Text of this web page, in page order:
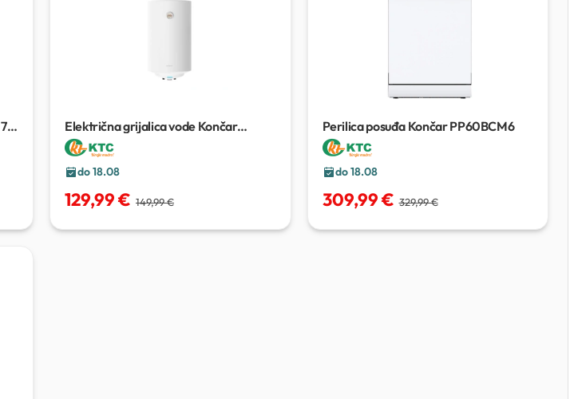
7
Električna grijalica vode Končar
EGV802RM
do 18.08
129,99 € 149,99 €
Perilica posuđa Končar PP60BCM6
do 18.08
309,99 € 329,99 €